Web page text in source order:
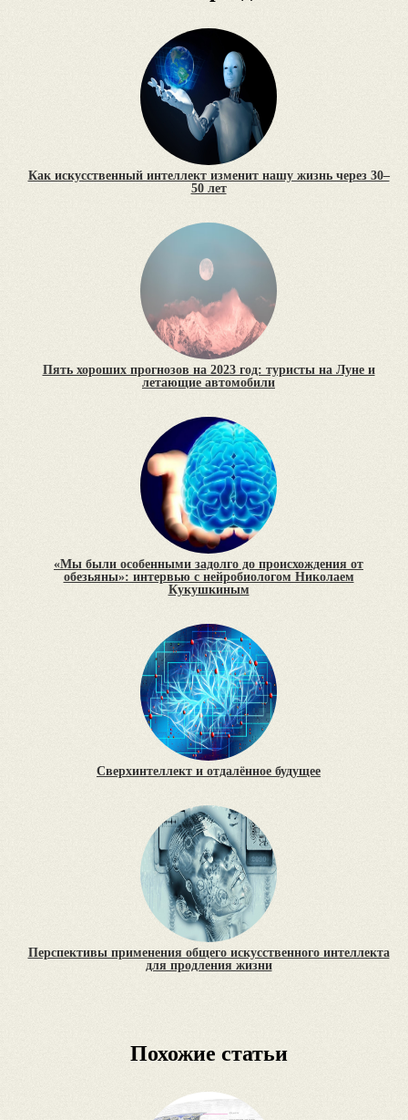
Как искусственный интеллект изменит нашу жизнь через 30–
50 лет
Пять хороших прогнозов на 2023 год: туристы на Луне и
летающие автомобили
«Мы были особенными задолго до происхождения от
обезьяны»: интервью с нейробиологом Николаем
Кукушкиным
Сверхинтеллект и отдалённое будущее
Перспективы применения общего искусственного интеллекта
для продления жизни
Похожие статьи